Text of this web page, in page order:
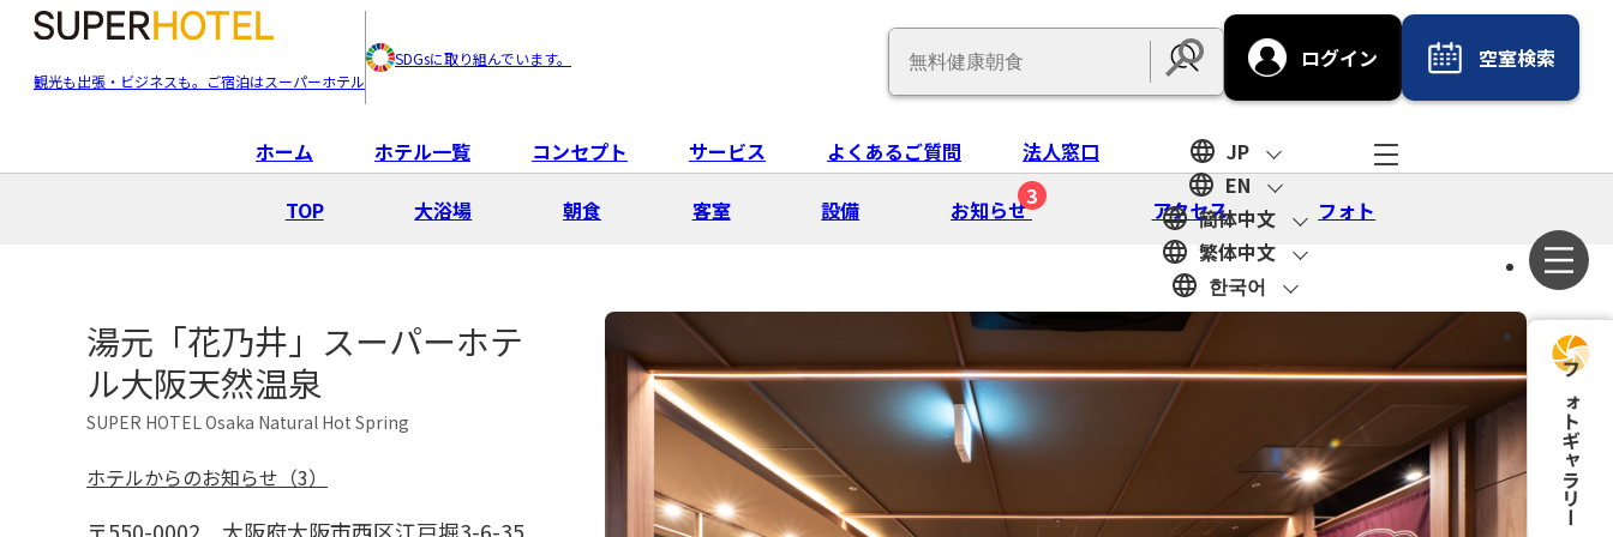
観光も出張・ビジネスも。ご宿泊はスーパーホテル
SDGsに取り組んでいます。
Submit
ログイン 空室検索
ホーム ホテル一覧 コンセプト サービス よくあるご質問 法人窓口
JP
EN
簡体中文
繁体中文
한국어
TOP 大浴場 朝⾷ 客室 設備 お知らせ3 アクセス フォト
フォトギャラリー
湯元「花乃井」スーパーホテ
ル大阪天然温泉
SUPER HOTEL Osaka Natural Hot Spring
ホテルからのお知らせ（3）